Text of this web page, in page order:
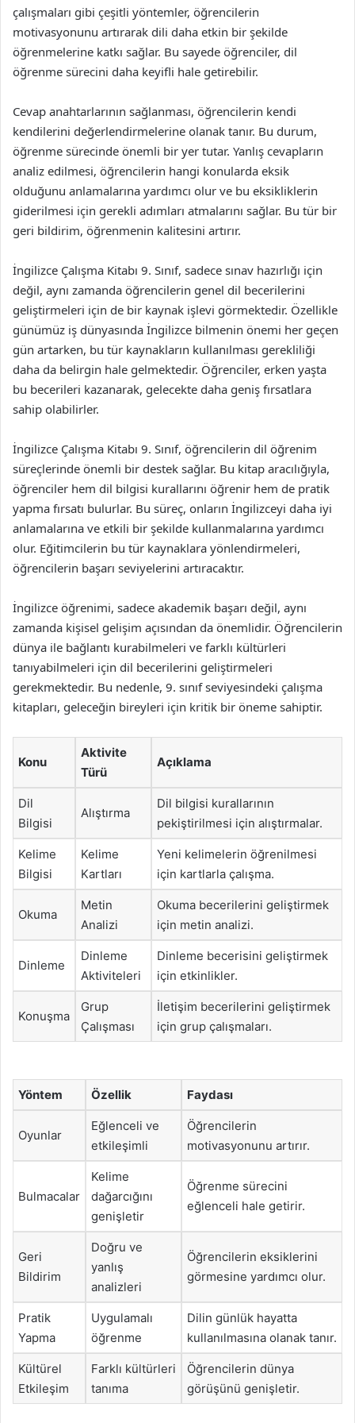
çalışmaları gibi çeşitli yöntemler, öğrencilerin
motivasyonunu artırarak dili daha etkin bir şekilde
öğrenmelerine katkı sağlar. Bu sayede öğrenciler, dil
öğrenme sürecini daha keyifli hale getirebilir.
Cevap anahtarlarının sağlanması, öğrencilerin kendi
kendilerini değerlendirmelerine olanak tanır. Bu durum,
öğrenme sürecinde önemli bir yer tutar. Yanlış cevapların
analiz edilmesi, öğrencilerin hangi konularda eksik
olduğunu anlamalarına yardımcı olur ve bu eksikliklerin
giderilmesi için gerekli adımları atmalarını sağlar. Bu tür bir
geri bildirim, öğrenmenin kalitesini artırır.
İngilizce Çalışma Kitabı 9. Sınıf, sadece sınav hazırlığı için
değil, aynı zamanda öğrencilerin genel dil becerilerini
geliştirmeleri için de bir kaynak işlevi görmektedir. Özellikle
günümüz iş dünyasında İngilizce bilmenin önemi her geçen
gün artarken, bu tür kaynakların kullanılması gerekliliği
daha da belirgin hale gelmektedir. Öğrenciler, erken yaşta
bu becerileri kazanarak, gelecekte daha geniş fırsatlara
sahip olabilirler.
İngilizce Çalışma Kitabı 9. Sınıf, öğrencilerin dil öğrenim
süreçlerinde önemli bir destek sağlar. Bu kitap aracılığıyla,
öğrenciler hem dil bilgisi kurallarını öğrenir hem de pratik
yapma fırsatı bulurlar. Bu süreç, onların İngilizceyi daha iyi
anlamalarına ve etkili bir şekilde kullanmalarına yardımcı
olur. Eğitimcilerin bu tür kaynaklara yönlendirmeleri,
öğrencilerin başarı seviyelerini artıracaktır.
İngilizce öğrenimi, sadece akademik başarı değil, aynı
zamanda kişisel gelişim açısından da önemlidir. Öğrencilerin
dünya ile bağlantı kurabilmeleri ve farklı kültürleri
tanıyabilmeleri için dil becerilerini geliştirmeleri
gerekmektedir. Bu nedenle, 9. sınıf seviyesindeki çalışma
kitapları, geleceğin bireyleri için kritik bir öneme sahiptir.
Konu
Aktivite
Türü
Açıklama
Dil
Bilgisi
Alıştırma
Dil bilgisi kurallarının
pekiştirilmesi için alıştırmalar.
Kelime
Bilgisi
Kelime
Kartları
Yeni kelimelerin öğrenilmesi
için kartlarla çalışma.
Okuma
Metin
Analizi
Okuma becerilerini geliştirmek
için metin analizi.
Dinleme
Dinleme
Aktiviteleri
Dinleme becerisini geliştirmek
için etkinlikler.
Konuşma
Grup
Çalışması
İletişim becerilerini geliştirmek
için grup çalışmaları.
Yöntem Özellik Faydası
Oyunlar
Eğlenceli ve
etkileşimli
Öğrencilerin
motivasyonunu artırır.
Bulmacalar
Kelime
dağarcığını
genişletir
Öğrenme sürecini
eğlenceli hale getirir.
Geri
Bildirim
Doğru ve
yanlış
analizleri
Öğrencilerin eksiklerini
görmesine yardımcı olur.
Pratik
Yapma
Uygulamalı
öğrenme
Dilin günlük hayatta
kullanılmasına olanak tanır.
Kültürel
Etkileşim
Farklı kültürleri
tanıma
Öğrencilerin dünya
görüşünü genişletir.